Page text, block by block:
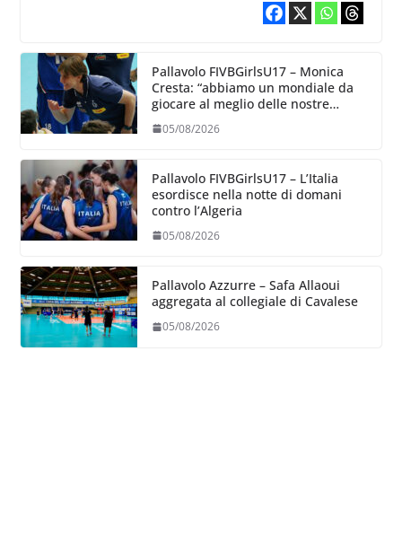
Pallavolo FIVBGirlsU17 – Monica
Cresta: “abbiamo un mondiale da
giocare al meglio delle nostre
05/08/2026
Pallavolo FIVBGirlsU17 – L’Italia
esordisce nella notte di domani
contro l’Algeria
05/08/2026
Pallavolo Azzurre – Safa Allaoui
aggregata al collegiale di Cavalese
05/08/2026